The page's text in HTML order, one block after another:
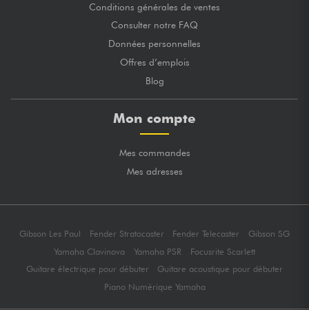
Conditions générales de ventes
Consulter notre FAQ
Données personnelles
Offres d’emplois
Blog
Mon compte
Mes commandes
Mes adresses
Gibson Les Paul Fender Stratocaster Fender Telecaster
Gibson SG
Yamaha Clavinova
Yamaha PSR
Focusrite Scarlett
Guitare électrique pour débuter
Guitare acoustique pour débuter
Piano Numérique Yamaha